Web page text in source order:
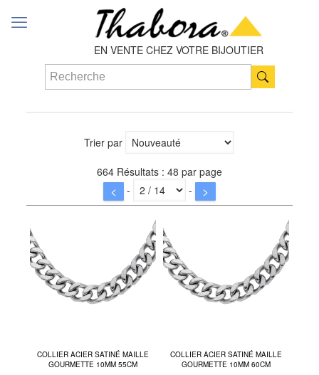
EN VENTE CHEZ VOTRE BIJOUTIER
Trier par
664 Résultats : 48 par page
< - - >
COLLIER ACIER SATINÉ MAILLE
GOURMETTE 10MM 55CM
COLLIER ACIER SATINÉ MAILLE
GOURMETTE 10MM 60CM